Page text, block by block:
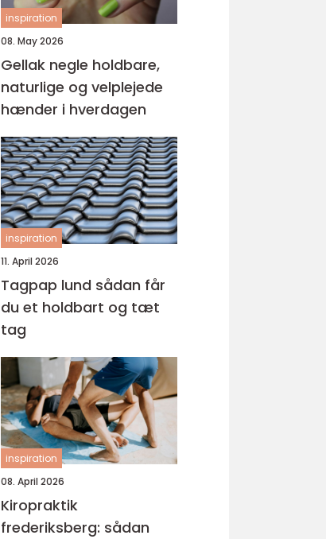
inspiration
08. May 2026
Gellak negle holdbare,
naturlige og velplejede
hænder i hverdagen
inspiration
11. April 2026
Tagpap lund sådan får
du et holdbart og tæt
tag
inspiration
08. April 2026
Kiropraktik
frederiksberg: sådan